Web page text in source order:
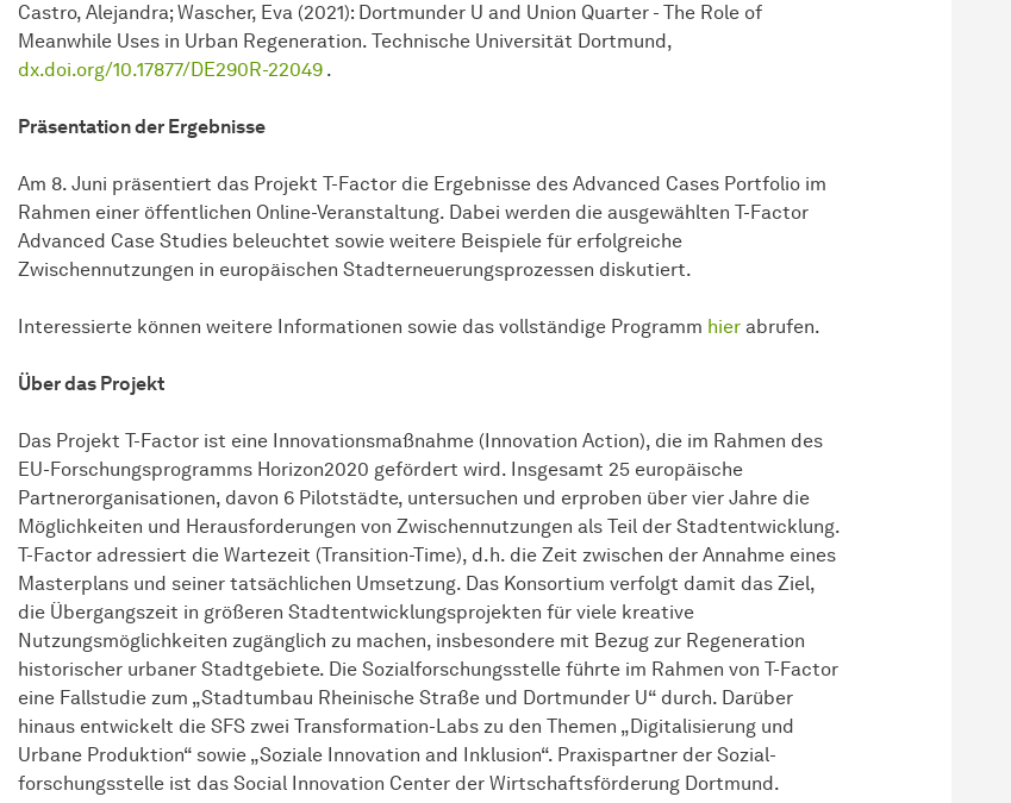
Castro, Alejandra; Wascher, Eva (2021): Dortmunder U and Union Quarter - The Role of
Meanwhile Uses in Urban Regeneration. Technische Universität Dortmund,
dx.doi.org/10.17877/DE290R-22049 .
Präsentation der Ergebnisse
Am 8. Juni präsentiert das Projekt T-Factor die Ergebnisse des Advanced Cases Portfolio im
Rahmen einer öffentlichen Online-Veranstaltung. Dabei werden die ausgewählten T-Factor
Advanced Case Studies beleuchtet sowie weitere Beispiele für erfolgreiche
Zwischennutzungen in europäischen Stadterneuerungsprozessen diskutiert.
Interessierte können weitere Informationen sowie das vollständige Programm hier abrufen.
Über das Projekt
Das Projekt T-Factor ist eine Innovationsmaßnahme (Innovation Action), die im Rahmen des
EU-Forschungsprogramms Horizon2020 gefördert wird. Insgesamt 25 europäische
Partnerorganisationen, davon 6 Pilotstädte, untersuchen und erproben über vier Jahre die
Möglichkeiten und Herausforderungen von Zwischennutzungen als Teil der Stadtentwicklung.
T-Factor adressiert die Wartezeit (Transition-Time), d.h. die Zeit zwischen der Annahme eines
Masterplans und seiner tatsächlichen Umsetzung. Das Konsortium verfolgt damit das Ziel,
die Übergangszeit in größeren Stadtentwicklungsprojekten für viele kreative
Nutzungsmöglichkeiten zugänglich zu machen, insbesondere mit Bezug zur Regeneration
historischer urbaner Stadtgebiete. Die Sozial­forschungs­stelle führte im Rahmen von T-Factor
eine Fallstudie zum „Stadtumbau Rheinische Straße und Dortmunder U“ durch. Darüber
hinaus entwickelt die SFS zwei Transformation-Labs zu den Themen „Digitalisierung und
Urbane Produktion“ sowie „Soziale Innovation and Inklusion“. Praxispartner der Sozial­
forschungs­stelle ist das Social Innovation Center der Wirtschaftsförderung Dortmund.